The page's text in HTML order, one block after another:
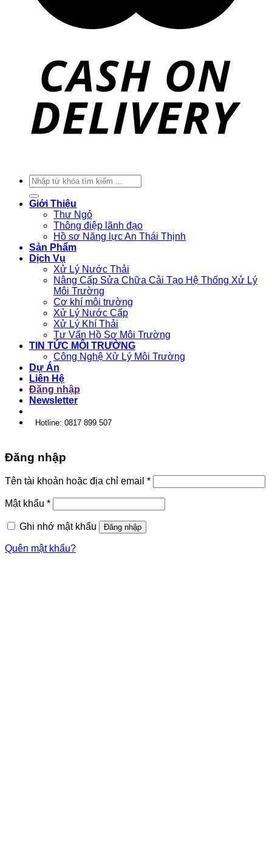
Tìm
kiếm:
Giới Thiệu
Thư Ngỏ
Thông điệp lãnh đạo
Hồ sơ Năng lực An Thái Thịnh
Sản Phẩm
Dịch Vụ
Xử Lý Nước Thải
Nâng Cấp Sửa Chữa Cải Tạo Hệ Thống Xử Lý
Môi Trường
Cơ khí môi trường
Xử Lý Nước Cấp
Xử Lý Khí Thải
Tư Vấn Hồ Sơ Môi Trường
TIN TỨC MÔI TRƯỜNG
Công Nghệ Xử Lý Môi Trường
Dự Án
Liên Hệ
Đăng nhập
Newsletter
Hotline: 0817 899 507
Đăng nhập
Tên tài khoản hoặc địa chỉ email *
Mật khẩu *
Ghi nhớ mật khẩu Đăng nhập
Quên mật khẩu?